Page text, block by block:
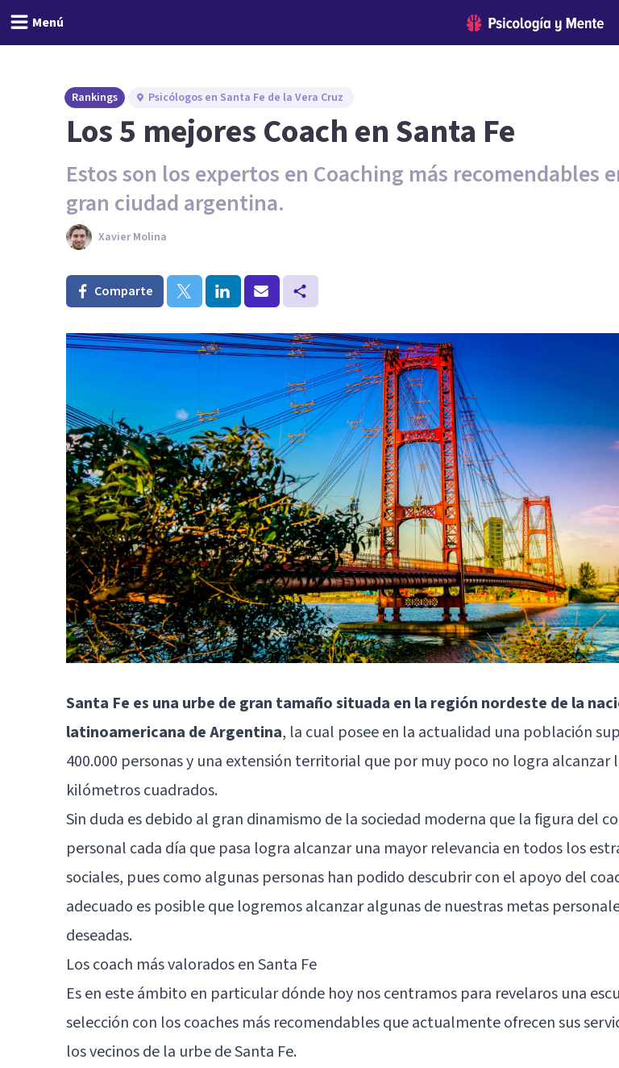
Menú
Rankings Psicólogos en Santa Fe de la Vera Cruz
Los 5 mejores Coach en Santa Fe
Estos son los expertos en Coaching más recomendables
gran ciudad argentina.
Xavier Molina
Comparte
Santa Fe es una urbe de gran tamaño situada en la región nordeste de la
latinoamericana de Argentina, la cual posee en la actualidad una población
400.000 personas y una extensión territorial que por muy poco no logra alcanzar
kilómetros cuadrados.
Sin duda es debido al gran dinamismo de la sociedad moderna que la figura del
personal cada día que pasa logra alcanzar una mayor relevancia en todos los
sociales, pues como algunas personas han podido descubrir con el apoyo del
adecuado es posible que logremos alcanzar algunas de nuestras metas
deseadas.
Los coach más valorados en Santa Fe
Es en este ámbito en particular dónde hoy nos centramos para revelaros una
selección con los coaches más recomendables que actualmente ofrecen sus
los vecinos de la urbe deSanta Fe.